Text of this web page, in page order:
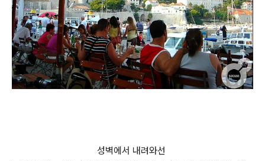
성벽에서 내려와선